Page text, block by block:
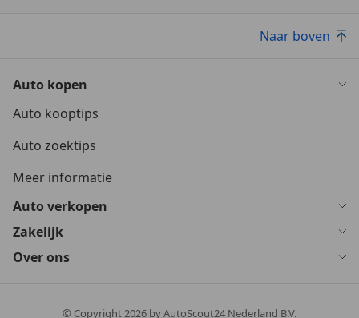
Naar boven
Auto kopen
Auto kooptips
Auto zoektips
Meer informatie
Auto verkopen
Zakelijk
Over ons
© Copyright2026 by AutoScout24 Nederland B.V.